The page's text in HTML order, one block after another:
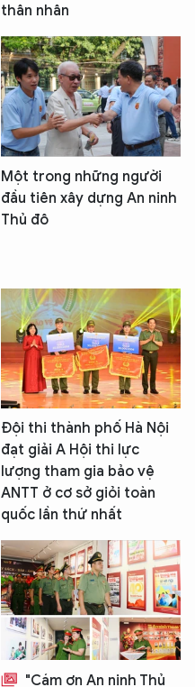
thân nhân
Một trong những người
đầu tiên xây dựng An ninh
Thủ đô
Đội thi thành phố Hà Nội
đạt giải A Hội thi lực
lượng tham gia bảo vệ
ANTT ở cơ sở giỏi toàn
quốc lần thứ nhất
"Cám ơn An ninh Thủ